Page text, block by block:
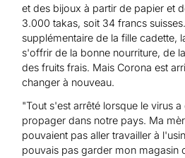
et des bijoux à partir de papier et
3.000 takas, soit 34 francs
supplémentaire de la fille cadette,
s'offrir de la bonne nourriture, de
des fruits frais. Mais Corona est
changer à nouveau.
"Tout s'est arrêté lorsque le virus
propager dans notre pays. Ma
pouvaient pas aller travailler à
pouvais pas garder mon magasin